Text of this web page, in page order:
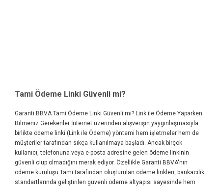
Tami Ödeme Linki Güvenli mi?
Garanti BBVA Tami Ödeme Linki Güvenli mi? Link ile Ödeme Yaparken
Bilmeniz Gerekenler İnternet üzerinden alışverişin yaygınlaşmasıyla
birlikte ödeme linki (Link ile Ödeme) yöntemi hem işletmeler hem de
müşteriler tarafından sıkça kullanılmaya başladı. Ancak birçok
kullanıcı, telefonuna veya e-posta adresine gelen ödeme linkinin
güvenli olup olmadığını merak ediyor. Özellikle Garanti BBVA'nın
ödeme kuruluşu Tami tarafından oluşturulan ödeme linkleri, bankacılık
standartlarında geliştirilen güvenli ödeme altyapısı sayesinde hem